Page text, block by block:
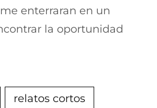
enterraran en un
la oportunidad
relatos cortos